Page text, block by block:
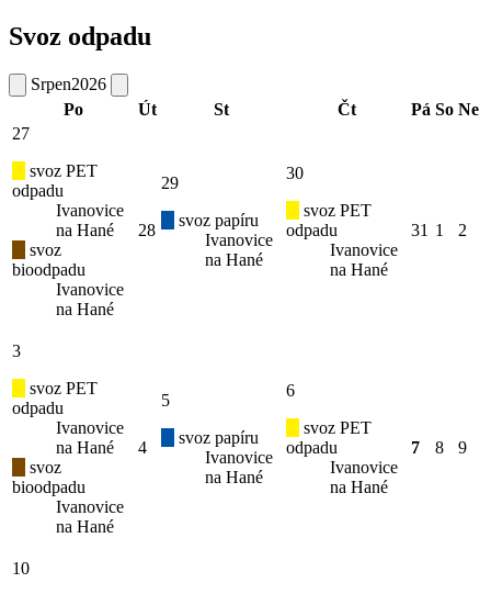
Svoz odpadu
Srpen2026
Po
Út St Čt Pá So Ne
27
svoz PET
odpadu
Ivanovice
na Hané
svoz
bioodpadu
Ivanovice
na Hané
28
29
svoz papíru
Ivanovice
na Hané
30
svoz PET
odpadu
Ivanovice
na Hané
31 1 2
3
svoz PET
odpadu
Ivanovice
na Hané
svoz
bioodpadu
Ivanovice
na Hané
4
5
svoz papíru
Ivanovice
na Hané
6
svoz PET
odpadu
Ivanovice
na Hané
7 8 9
10